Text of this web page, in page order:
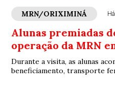
MRN/ORIXIMINÁ
Alunas premiadas
operação da MRN
Durante a visita, as alunas
beneficiamento, transporte